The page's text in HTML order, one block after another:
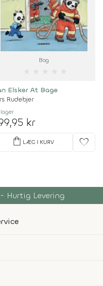
Bog
Elsker At Bage
Rudebjer
kr
shopping_bag LÆG I KURV favorite
Hurtig Levering